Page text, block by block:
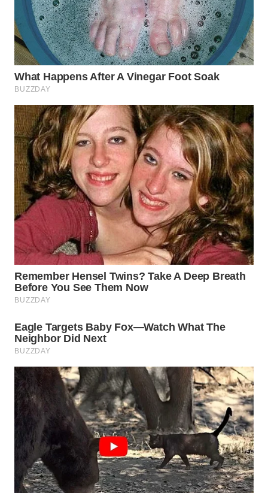
PAKPAK
WN
KARAWANG
WN
BEKASI
WN
BOGOR
WN
DEPOK
WN
TAPANULI
UTARA
WN
SAMOSIR
PADANG
LAWAS
WN
SUMEDANG
WN
CIANJUR
WN
KEPULAUAN
SERIBU